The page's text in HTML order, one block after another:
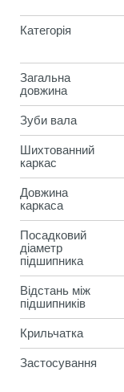
Категорія
Загальна
довжина
Зуби вала
Шихтованний
каркас
Довжина
каркаса
Посадковий
діаметр
підшипника
Відстань між
підшипників
Крильчатка
Застосування